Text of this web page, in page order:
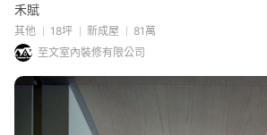
禾賦
其他 18坪 新成屋
81萬
至文室內裝修有限公司